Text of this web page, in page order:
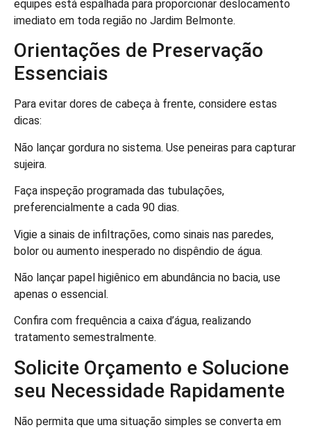
equipes está espalhada para proporcionar deslocamento
imediato em toda região no Jardim Belmonte.
Orientações de Preservação
Essenciais
Para evitar dores de cabeça à frente, considere estas
dicas:
Não lançar gordura no sistema. Use peneiras para capturar
sujeira.
Faça inspeção programada das tubulações,
preferencialmente a cada 90 dias.
Vigie a sinais de infiltrações, como sinais nas paredes,
bolor ou aumento inesperado no dispêndio de água.
Não lançar papel higiênico em abundância no bacia, use
apenas o essencial.
Confira com frequência a caixa d’água, realizando
tratamento semestralmente.
Solicite Orçamento e Solucione
seu Necessidade Rapidamente
Não permita que uma situação simples se converta em